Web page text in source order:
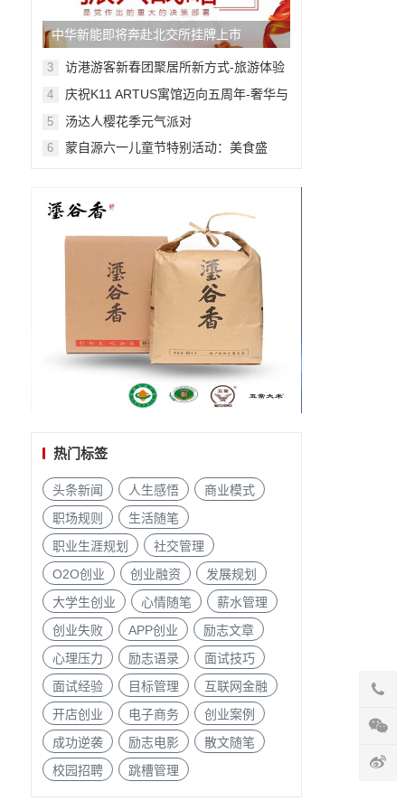
中华新能即将奔赴北交所挂牌上市
3
访港游客新春团聚居所新方式-旅游体验
4
庆祝K11 ARTUS寓馆迈向五周年-奢华与
5 汤达人樱花季元气派对
6
蒙自源六一儿童节特别活动：美食盛
热门标签
头条新闻 人生感悟
商业模式
职场规则
生活随笔
职业生涯规划
社交管理
O2O创业
创业融资
发展规划
大学生创业
心情随笔
薪水管理
创业失败
APP创业
励志文章
心理压力
励志语录
面试技巧
面试经验
目标管理
互联网金融
开店创业
电子商务
创业案例
成功逆袭
励志电影
散文随笔
校园招聘
跳槽管理